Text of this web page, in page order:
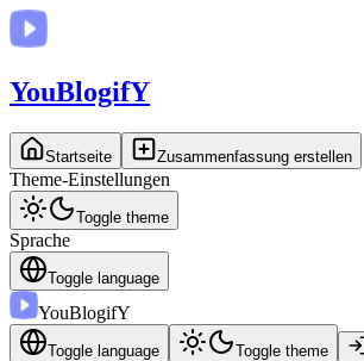
YouBlogifY
Startseite Zusammenfassung erstellen
Theme-Einstellungen
Toggle theme
Sprache
Toggle language
YouBlogifY
Toggle language Toggle theme